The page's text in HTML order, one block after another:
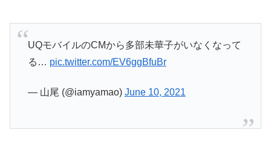
UQモバイルのCMから多部未華子がいなくなって
る… pic.twitter.com/EV6ggBfuBr
— 山尾 (@iamyamao) June 10, 2021